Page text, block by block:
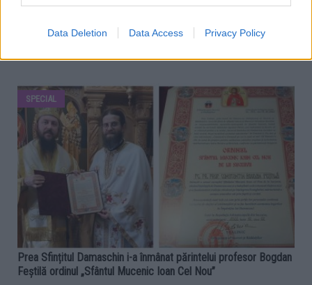
Data Deletion Data Access Privacy Policy
seniori și masters, s-a desfășurat sâmbătă, 4 martie, la Arad. Peste 300
de sportivi de la 22 de cluburi din...
SPECIAL
Prea Sfințitul Damaschin i-a înmânat părintelui profesor Bogdan
Feștilă ordinul „Sfântul Mucenic Ioan Cel Nou”